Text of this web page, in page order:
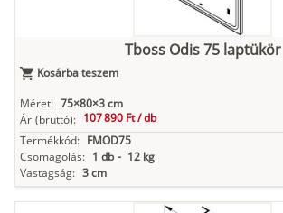
Tboss Odis 75 laptükör
Kosárba teszem
Méret: 75×80×3 cm
Ár (bruttó): 107 890 Ft /db
Termékkód: FMOD75
Csomagolás: 1 db - 12 kg
Vastagság: 3 cm